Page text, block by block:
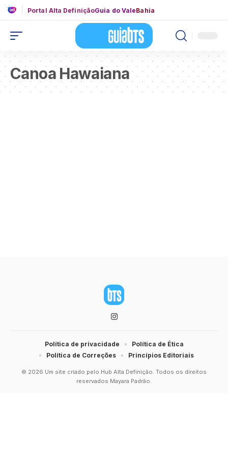
Portal Alta DefiniçãoGuia do ValeBahia
Canoa Hawaiana
© 2026 Um site criado pelo Hub Alta Definição. Todos os direitos
reservados Mayara Padrão.
Política de privacidade
Política de Ética
Política de Correções
Princípios Editoriais